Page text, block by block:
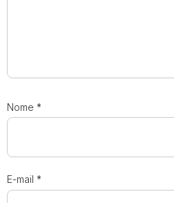
Nome *
E-mail *